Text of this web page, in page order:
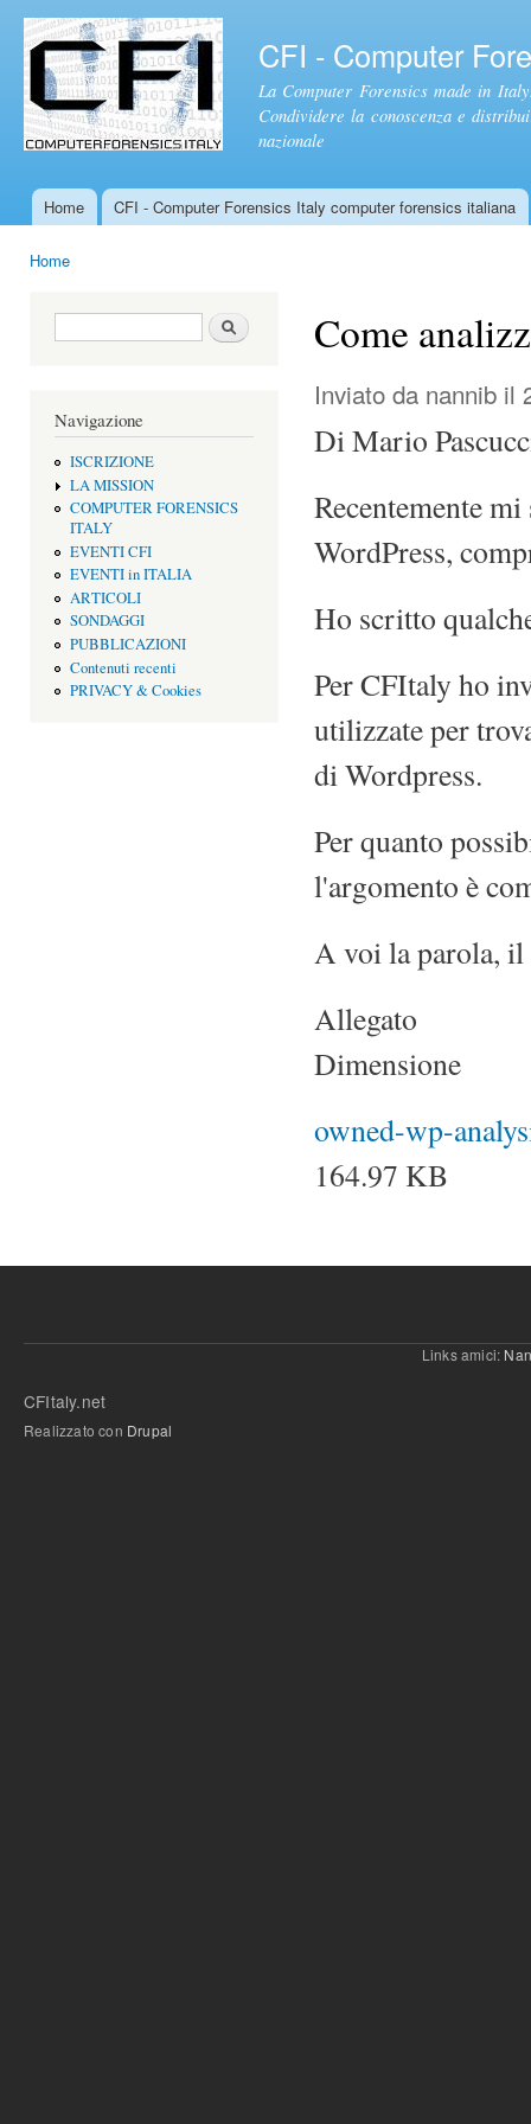
CFI - Computer
La Computer Forensics made in
Condividere la conoscenza e
nazionale
Menu principale
Home CFI - Computer Forensics Italy computer forensics italiana
Home
Form di ricerca Cerca
Navigazione
ISCRIZIONE
LA MISSION
COMPUTER FORENSICS
ITALY
EVENTI CFI
EVENTI in ITALIA
ARTICOLI
SONDAGGI
PUBBLICAZIONI
Contenuti recenti
PRIVACY & Cookies
Come
Inviato da nannib il
Di Mario
Recentemente
WordPress,
Ho scritto
Per CFItaly ho
utilizzate per
di Wordpress.
Per quanto
l'argomento è
A voi la parola,
Allegato
Dimensione
owned-wp-
164.97 KB
Links amici:
CFItaly.net
Realizzato con Drupal